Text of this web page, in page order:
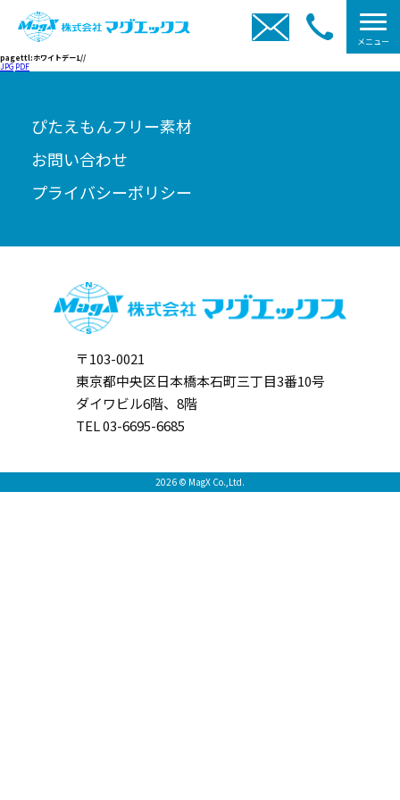
メニュー
pagettl:ホワイトデー1//
JPG PDF
ぴたえもんフリー素材
お問い合わせ
プライバシーポリシー
〒103-0021
東京都中央区日本橋本石町三丁目3番10号
ダイワビル6階、8階
TEL 03-6695-6685
2026 © MagX Co.,Ltd.